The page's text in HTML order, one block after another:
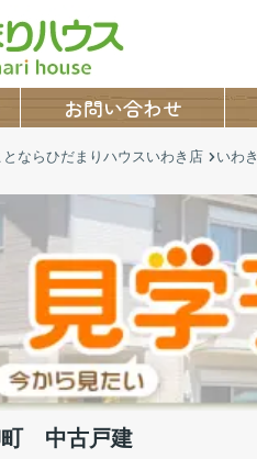
お問い合わせ
ならひだまりハウスいわき店 いわ
町 中古戸建